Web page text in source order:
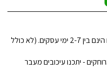
זמני אספקה למשלוח עד לבית הלקוח הינם בין 2-7 ימי עסקים. (לא כולל
- יתכנו עיכובים מעבר